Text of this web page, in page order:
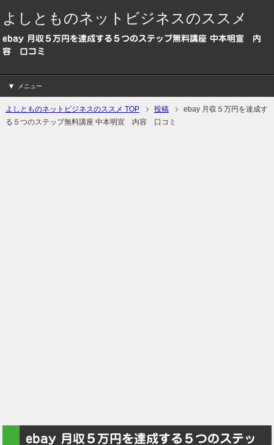
よしとものネットビジネスのススメ
ebay 月収５万円を達成する５つのステップ無料講座 中本明宣 内
容 口コミ
メニュー
よしとものネットビジネスのススメ TOP 投稿
ebay 月収５万円を達成す
る５つのステップ無料講座 中本明宣 内容 口コミ
ebay 月収５万円を達成する５つのステッ